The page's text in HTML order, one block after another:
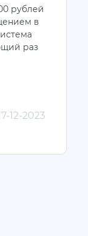
рублей
в
раз
12-2023